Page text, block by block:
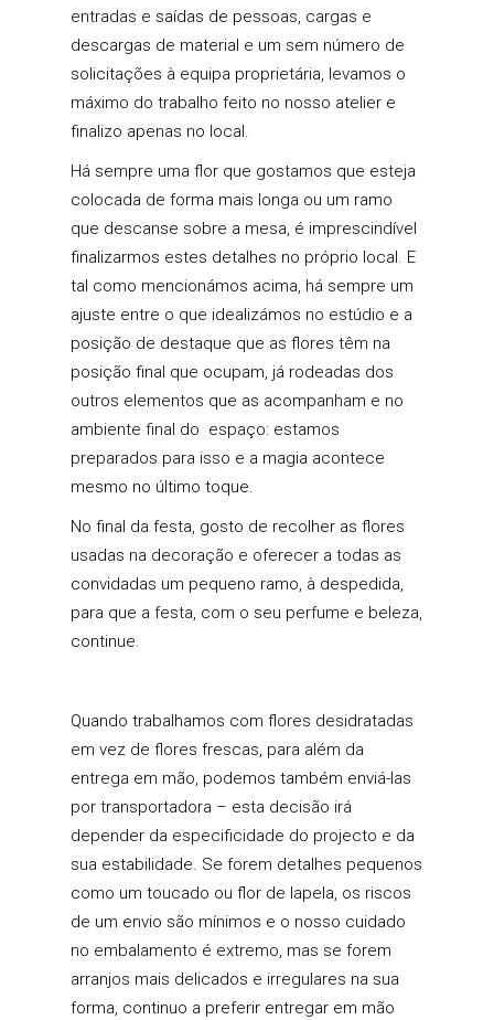
entradas e saídas de pessoas, cargas e
descargas de material e um sem número de
solicitações à equipa proprietária, levamos o
máximo do trabalho feito no nosso atelier e
finalizo apenas no local.
Há sempre uma flor que gostamos que esteja
colocada de forma mais longa ou um ramo
que descanse sobre a mesa, é imprescindível
finalizarmos estes detalhes no próprio local. E
tal como mencionámos acima, há sempre um
ajuste entre o que idealizámos no estúdio e a
posição de destaque que as flores têm na
posição final que ocupam, já rodeadas dos
outros elementos que as acompanham e no
ambiente final do espaço: estamos
preparados para isso e a magia acontece
mesmo no último toque.
No final da festa, gosto de recolher as flores
usadas na decoração e oferecer a todas as
convidadas um pequeno ramo, à despedida,
para que a festa, com o seu perfume e beleza,
continue.
Quando trabalhamos com flores desidratadas
em vez de flores frescas, para além da
entrega em mão, podemos também enviá-las
por transportadora – esta decisão irá
depender da especificidade do projecto e da
sua estabilidade. Se forem detalhes pequenos
como um toucado ou flor de lapela, os riscos
de um envio são mínimos e o nosso cuidado
no embalamento é extremo, mas se forem
arranjos mais delicados e irregulares na sua
forma, continuo a preferir entregar em mão